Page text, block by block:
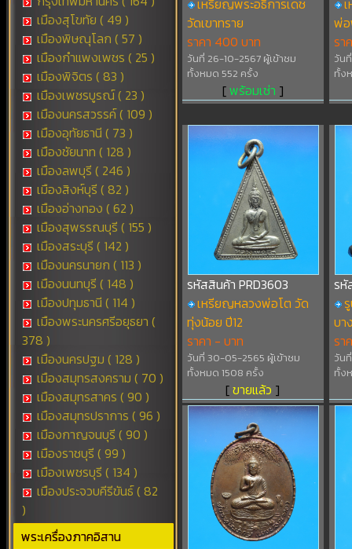
เมืองสุโขทัย ( 49 )
เมืองพิษณุโลก ( 57 )
เมืองกำแพงเพชร ( 25 )
เมืองพิจิตร ( 83 )
เมืองเพชรบูรณ์ ( 23 )
เมืองนครสวรรค์ ( 109 )
เมืองอุทัยธานี ( 73 )
เมืองชัยนาท ( 128 )
เมืองลพบุรี ( 246 )
เมืองสิงห์บุรี ( 82 )
เมืองอ่างทอง ( 62 )
เมืองสุพรรณบุรี ( 155 )
เมืองสระบุรี ( 142 )
เมืองนครนายก ( 113 )
เมืองนนทบุรี ( 148 )
เมืองปทุมธานี ( 114 )
เมืองพระนครศรีอยุธยา (
378 )
เมืองนครปฐม ( 128 )
เมืองสมุทรสงคราม ( 70 )
เมืองสมุทรสาคร ( 90 )
เมืองสมุทรปราการ ( 96 )
เมืองกาญจนบุรี ( 90 )
เมืองราชบุรี ( 99 )
เมืองเพชรบุรี ( 134 )
เมืองประจวบคีรีขันธ์ ( 82
)
พระเครื่องภาคอิสาน
เหรียญพระอธิการเดช
วัดเขาทราย
ราคา 400 บาท
วันที่ 26-10-2567 ผู้เข้าชม
ทั้งหมด 552 ครั้ง
[พร้อมเช่า ]
พ่อ
รา
วัน
ทั้ง
รหัสสินค้า PRD3603
เหรียญหลวงพ่อโต วัด
ทุ่งน้อย ปี12
ราคา - บาท
วันที่ 30-05-2565 ผู้เข้าชม
ทั้งหมด 1508 ครั้ง
[ขายแล้ว ]
รหั
บา
รา
วัน
ทั้ง